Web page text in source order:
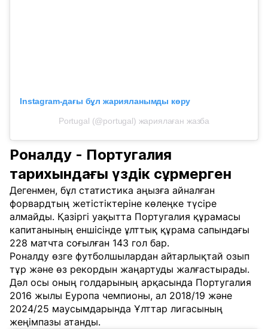
Instagram-дағы бұл жарияланымды көру
Portugal (@portugal) жариялаған жазба
Роналду - Португалия
тарихындағы үздік сұрмерген
Дегенмен, бұл статистика аңызға айналған
форвардтың жетістіктеріне көлеңке түсіре
алмайды. Қазіргі уақытта Португалия құрамасы
капитанының еншісінде ұлттық құрама сапындағы
228 матчта соғылған 143 гол бар.
Роналду өзге футболшылардан айтарлықтай озып
тұр және өз рекордын жаңартуды жалғастырады.
Дәл осы оның голдарының арқасында Португалия
2016 жылы Еуропа чемпионы, ал 2018/19 және
2024/25 маусымдарында Ұлттар лигасының
жеңімпазы атанды.